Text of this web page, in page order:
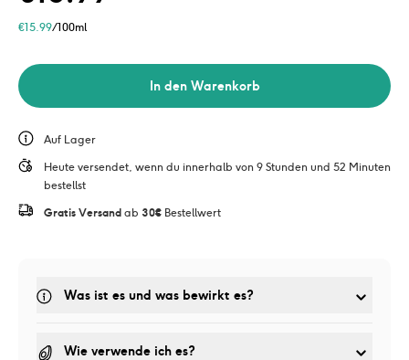
€15.99/100ml
In den Warenkorb
Auf Lager
Heute versendet, wenn du innerhalb von 9 Stunden und 52 Minuten
bestellst
Gratis Versand ab 30€ Bestellwert
Was ist es und was bewirkt es?
Wie verwende ich es?